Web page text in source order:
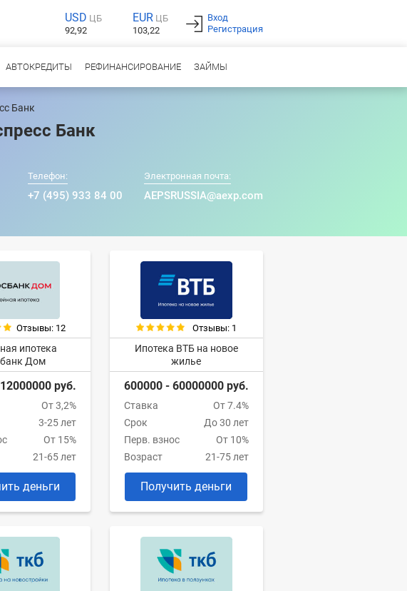
USD ЦБ
92,92
EUR ЦБ
103,22
Вход
Регистрация
АВТОКРЕДИТЫ РЕФИНАНСИРОВАНИЕ ЗАЙМЫ
Банк
Банк
Телефон:
+7 (495) 933 84 00
Электронная почта:
AEPSRUSSIA@aexp.com
Отзывы: 12
ипотека
Дом
руб.
От 3,2%
3-25 лет
От 15%
21-65 лет
деньги
Отзывы: 1
Ипотека ВТБ на новое
жилье
600000 - 60000000 руб.
Ставка
От 7.4%
Срок
До 30 лет
Перв. взнос
От 10%
Возраст
21-75 лет
Получить деньги